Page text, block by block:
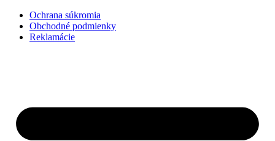
Preskočiť
obsah
Ochrana súkromia
Obchodné podmienky
Reklamácie